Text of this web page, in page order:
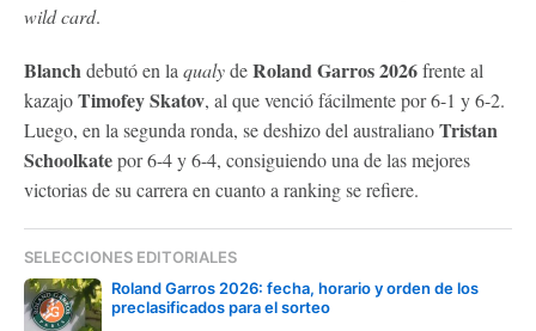
wild card.
Blanchdebutó en la qualydeRoland Garros 2026frente al
kazajoTimofey Skatov, al que venció fácilmente por 6-1 y 6-2.
Luego, en la segunda ronda, se deshizo del australianoTristan
Schoolkatepor 6-4 y 6-4, consiguiendo una de las mejores
victorias de su carrera en cuanto a ranking se refiere.
SELECCIONES EDITORIALES
Roland Garros 2026: fecha, horario y orden de los
preclasificados para el sorteo